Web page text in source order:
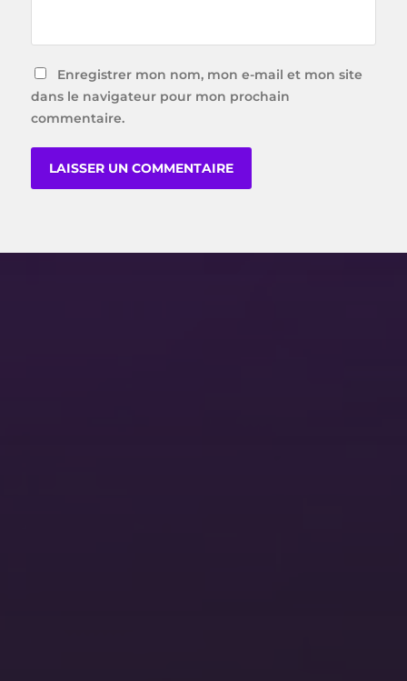
Enregistrer mon nom, mon e-mail et mon site
dans le navigateur pour mon prochain
commentaire.